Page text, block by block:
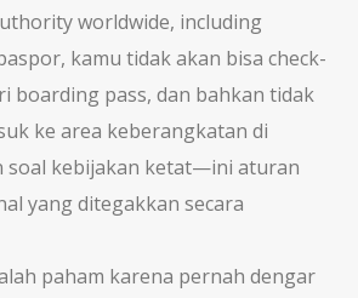
worldwide, including
kamu tidak akan bisa check-
boarding pass, dan bahkan tidak
ke area keberangkatan di
soal kebijakan ketat—ini aturan
yang ditegakkan secara
paham karena pernah dengar